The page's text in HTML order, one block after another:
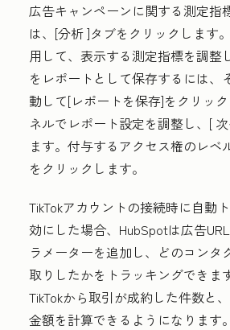
広告キャンペーンに関する測定指
は、[分析]タブをクリックします。
用して、表示する測定指標を調整
をレポートとして保存するには、
動して[レポートを保存]をクリッ
ネルでレポート設定を調整し、[
ます。付与するアクセス権のレベ
をクリックします。
TikTokアカウントの接続時に自動
効にした場合、HubSpotは広告
ラメーターを追加し、どのコンタ
取りしたかをトラッキングできま
TikTokから取引が成約した件数と
金額を計算できるようになります。